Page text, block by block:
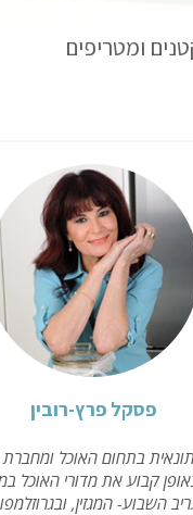
ומטריפים
פסקל פרץ-רובין
בתחום האוכל ומחברת
קבוע את מדורי האוכל
השבוע- המגזין,